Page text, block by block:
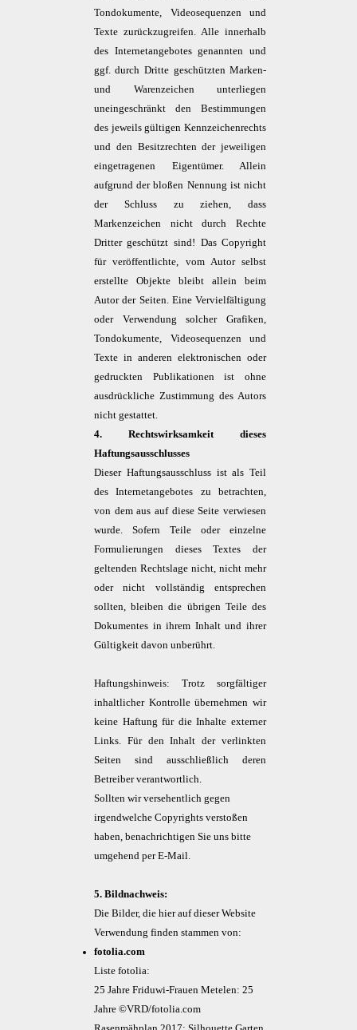
Tondokumente, Videosequenzen und
Texte zurückzugreifen. Alle innerhalb
des Internetangebotes genannten und
ggf. durch Dritte geschützten Marken-
und Warenzeichen unterliegen
uneingeschränkt den Bestimmungen
des jeweils gültigen Kennzeichenrechts
und den Besitzrechten der jeweiligen
eingetragenen Eigentümer. Allein
aufgrund der bloßen Nennung ist nicht
der Schluss zu ziehen, dass
Markenzeichen nicht durch Rechte
Dritter geschützt sind! Das Copyright
für veröffentlichte, vom Autor selbst
erstellte Objekte bleibt allein beim
Autor der Seiten. Eine Vervielfältigung
oder Verwendung solcher Grafiken,
Tondokumente, Videosequenzen und
Texte in anderen elektronischen oder
gedruckten Publikationen ist ohne
ausdrückliche Zustimmung des Autors
nicht gestattet.
4. Rechtswirksamkeit dieses
Haftungsausschlusses
Dieser Haftungsausschluss ist als Teil
des Internetangebotes zu betrachten,
von dem aus auf diese Seite verwiesen
wurde. Sofern Teile oder einzelne
Formulierungen dieses Textes der
geltenden Rechtslage nicht, nicht mehr
oder nicht vollständig entsprechen
sollten, bleiben die übrigen Teile des
Dokumentes in ihrem Inhalt und ihrer
Gültigkeit davon unberührt.
Haftungshinweis: Trotz sorgfältiger
inhaltlicher Kontrolle übernehmen wir
keine Haftung für die Inhalte externer
Links. Für den Inhalt der verlinkten
Seiten sind ausschließlich deren
Betreiber verantwortlich.
Sollten wir versehentlich gegen
irgendwelche Copyrights verstoßen
haben, benachrichtigen Sie uns bitte
umgehend per E-Mail.
5. Bildnachweis:
Die Bilder, die hier auf dieser Website
Verwendung finden stammen von:
fotolia.com
Liste fotolia:
25 Jahre Friduwi-Frauen Metelen: 25
Jahre ©VRD/fotolia.com